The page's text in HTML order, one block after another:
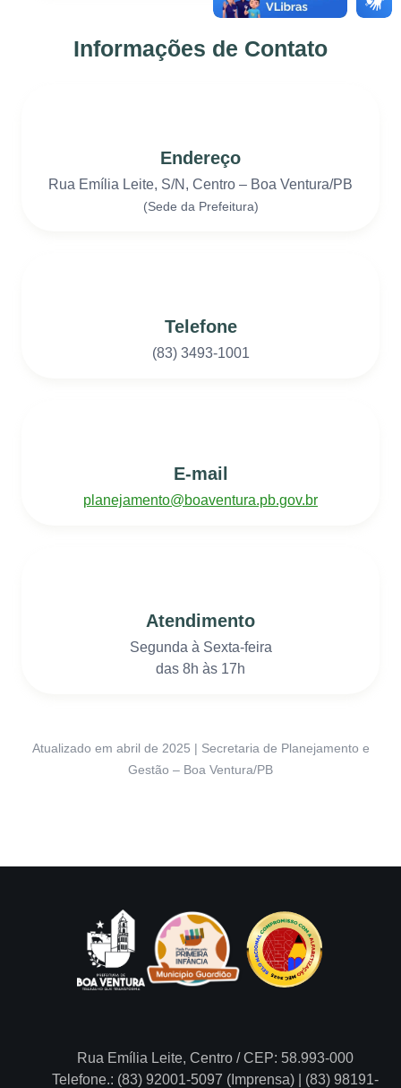
Informações de Contato
Endereço
Rua Emília Leite, S/N, Centro – Boa Ventura/PB
(Sede da Prefeitura)
Telefone
(83) 3493-1001
E-mail
planejamento@boaventura.pb.gov.br
Atendimento
Segunda à Sexta-feira
das 8h às 17h
Atualizado em abril de 2025 | Secretaria de Planejamento e
Gestão – Boa Ventura/PB
Rua Emília Leite, Centro / CEP: 58.993-000
Telefone.: (83) 92001-5097 (Imprensa) | (83) 98191-